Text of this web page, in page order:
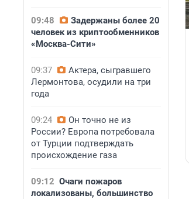
09:48
Задержаны более 20
человек из криптообменников
«Москва-Сити»
09:37
Актера, сыгравшего
Лермонтова, осудили на три
года
09:24
Он точно не из
России? Европа потребовала
от Турции подтверждать
происхождение газа
09:12 Очаги пожаров
локализованы, большинство